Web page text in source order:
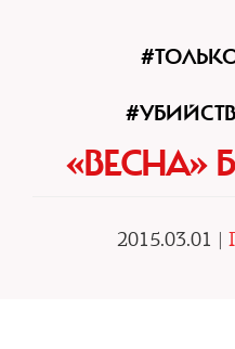
«ВЕСНА»
2015.03.01 |